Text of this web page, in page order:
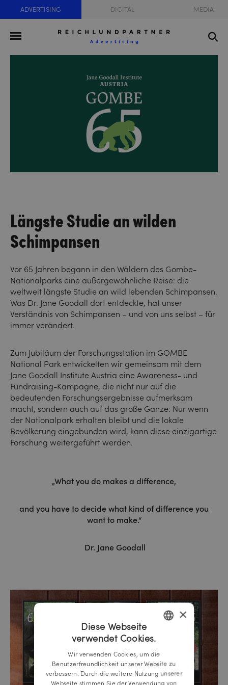
ADVERTISING DIGITAL MEDIA
Längste Studie an wilden
Schimpansen
Vor 65 Jahren begann in den Wäldern des Gombe-
Nationalparks eine außergewöhnliche Reise: die
weltweit längste Studie an wild lebenden Schimpansen.
Was Dr. Jane Goodall dort entdeckte, hat unser
Verständnis von Schimpansen – und von uns selbst – für
immer verändert.
Zum Jubiläum der Forschungsstation im GOMBE
National Park entwickelten wir gemeinsam mit dem
Jane Goodall Institute Austria eine Awareness- und
Fundraising-Kampagne, die nicht nur auf die
bedeutenden Forschungsergebnisse aufmerksam
macht, sondern auch auf das große Ganze: Nur wenn
der Nationalpark erhalten bleibt und die lokale
Bevölkerung eingebunden wird, kann diese einzigartige
Forschung weitergeführt werden.
„What you do makes a difference,
and you have to decide what kind of difference you
want to make.“
Dr. Jane Goodall
GERMAN
×
Diese Webseite
verwendet Cookies.
Wir verwenden Cookies, um die
Benutzerfreundlichkeit unserer Website zu
verbessern. Durch die weitere Nutzung unserer
Webseite stimmen Sie der Verwendung von